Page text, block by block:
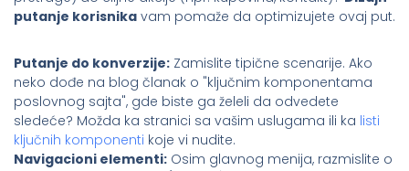
putanje korisnika vam pomaže da optimizujete ovaj put.
Putanje do konverzije: Zamislite tipične scenarije. Ako
neko dođe na blog članak o "ključnim komponentama
poslovnog sajta", gde biste ga želeli da odvedete
sledeće? Možda ka stranici sa vašim uslugama ili ka listi
ključnih komponenti koje vi nudite.
Navigacioni elementi: Osim glavnog menija, razmislite o